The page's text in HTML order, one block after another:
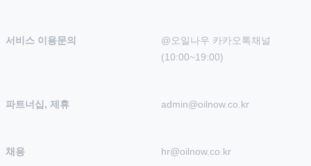
서비스 이용문의
@오일나우 카카오톡채널
(10:00~19:00)
파트너십, 제휴 admin@oilnow.co.kr
채용 hr@oilnow.co.kr